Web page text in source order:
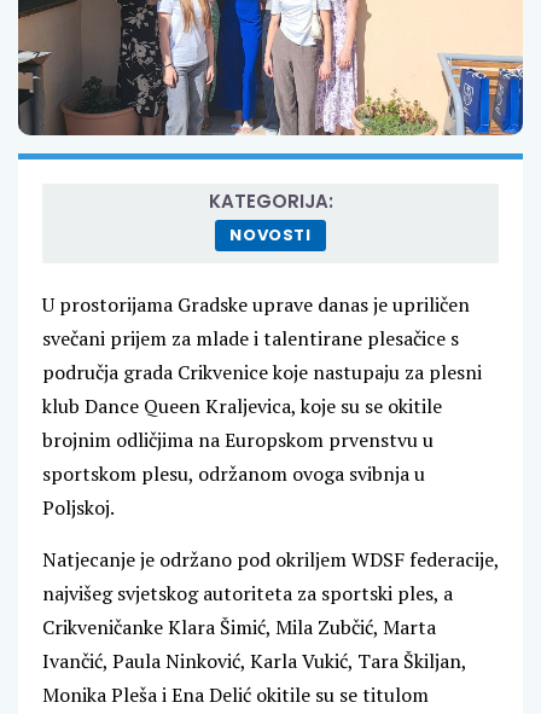
KATEGORIJA:
NOVOSTI
U prostorijama Gradske uprave danas je upriličen
svečani prijem za mlade i talentirane plesačice s
područja grada Crikvenice koje nastupaju za plesni
klub Dance Queen Kraljevica, koje su se okitile
brojnim odličjima na Europskom prvenstvu u
sportskom plesu, održanom ovoga svibnja u
Poljskoj.
Natjecanje je održano pod okriljem WDSF federacije,
najvišeg svjetskog autoriteta za sportski ples, a
Crikveničanke Klara Šimić, Mila Zubčić, Marta
Ivančić, Paula Ninković, Karla Vukić, Tara Škiljan,
Monika Pleša i Ena Delić okitile su se titulom